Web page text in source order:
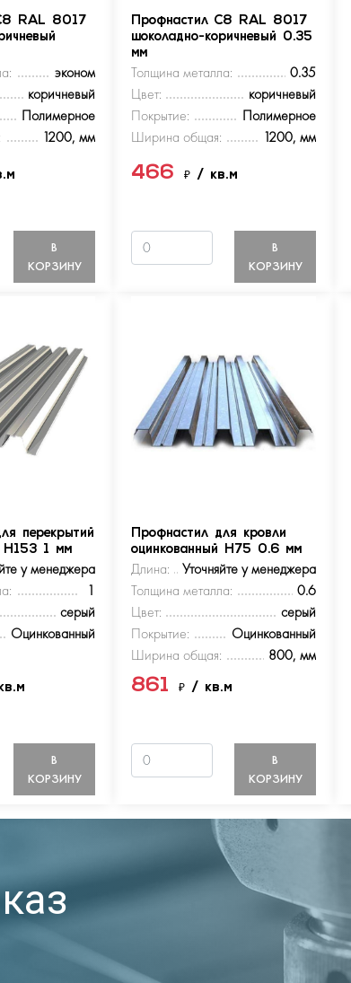
RAL 8017
эконом
коричневый
Полимерное
1200, мм
В
КОРЗИНУ
Профнастил С8 RAL 8017
шоколадно-коричневый 0.35
мм
Толщина металла:
0.35
Цвет:
коричневый
Покрытие:
Полимерное
Ширина общая:
1200, мм
466₽/ кв.м
В
КОРЗИНУ
перекрытий
Н153 1 мм
у менеджера
1
серый
Оцинкованный
В
КОРЗИНУ
Профнастил для кровли
оцинкованный Н75 0.6 мм
Длина:
Уточняйте у менеджера
Толщина металла:
0.6
Цвет:
серый
Покрытие:
Оцинкованный
Ширина общая:
800, мм
861₽/ кв.м
В
КОРЗИНУ